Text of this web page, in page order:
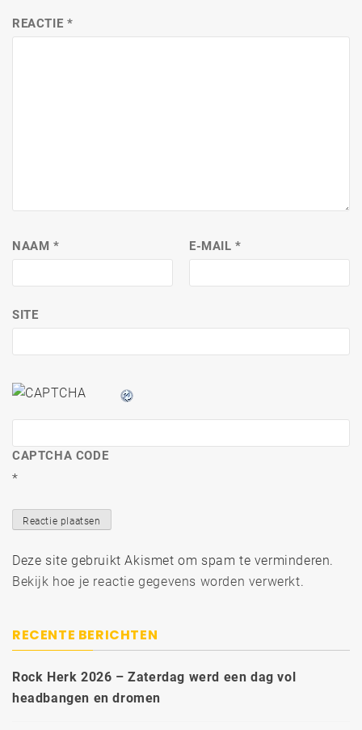
REACTIE *
NAAM * E-MAIL*
SITE
CAPTCHA CODE
*
Deze site gebruikt Akismet om spam te verminderen.
Bekijk hoe je reactie gegevens worden verwerkt.
RECENTE BERICHTEN
Rock Herk 2026 – Zaterdag werd een dag vol
headbangen en dromen